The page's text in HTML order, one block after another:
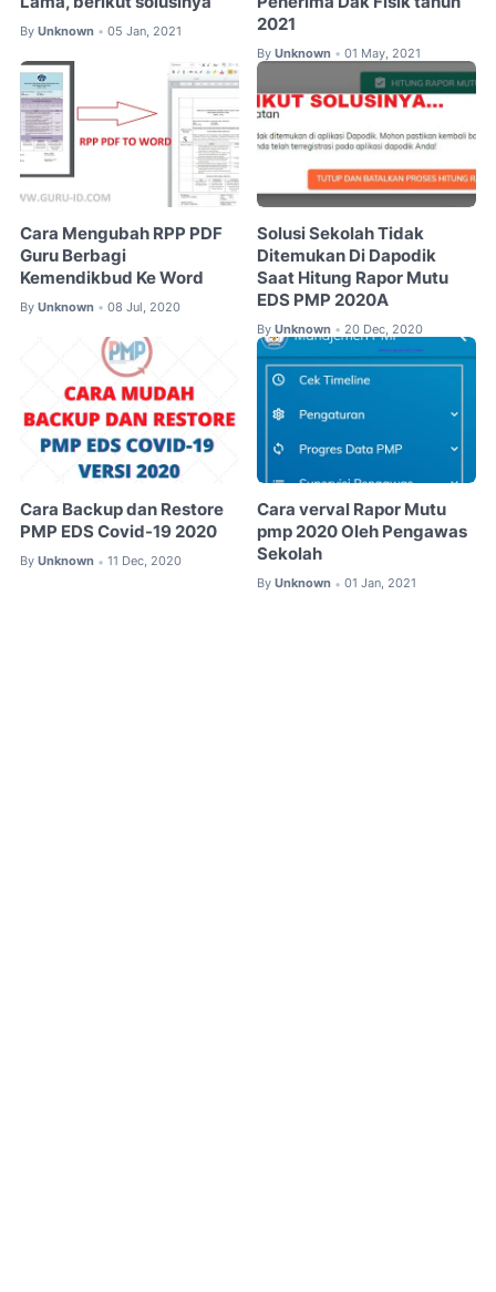
By Unknown • 05 Jan, 2021
2021
By Unknown • 01 May, 2021
Cara Mengubah RPP PDF
Guru Berbagi
Kemendikbud Ke Word
By Unknown • 08 Jul, 2020
Solusi Sekolah Tidak
Ditemukan Di Dapodik
Saat Hitung Rapor Mutu
EDS PMP 2020A
By Unknown • 20 Dec, 2020
Cara Backup dan Restore
PMP EDS Covid-19 2020
By Unknown • 11 Dec, 2020
Cara verval Rapor Mutu
pmp 2020 Oleh Pengawas
Sekolah
By Unknown • 01 Jan, 2021